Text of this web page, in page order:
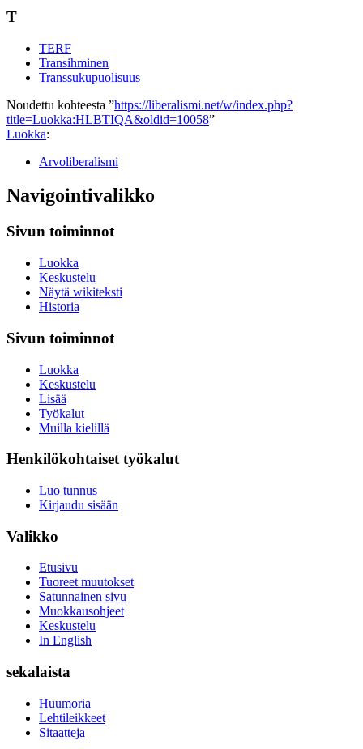
T
TERF
Transihminen
Transsukupuolisuus
Noudettu kohteesta ”https://liberalismi.net/w/index.php?
title=Luokka:HLBTIQA&oldid=10058”
Luokka:
Arvoliberalismi
Navigointivalikko
Sivun toiminnot
Luokka
Keskustelu
Näytä wikiteksti
Historia
Sivun toiminnot
Luokka
Keskustelu
Lisää
Työkalut
Muilla kielillä
Henkilökohtaiset työkalut
Luo tunnus
Kirjaudu sisään
Valikko
Etusivu
Tuoreet muutokset
Satunnainen sivu
Muokkausohjeet
Keskustelu
In English
sekalaista
Huumoria
Lehtileikkeet
Sitaatteja